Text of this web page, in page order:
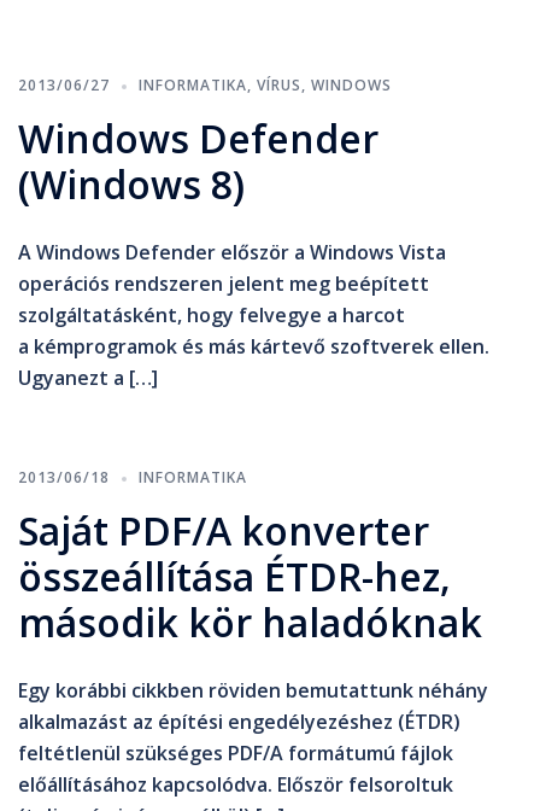
2013/06/27 INFORMATIKA, VÍRUS, WINDOWS
Windows Defender
(Windows 8)
A Windows Defender először a Windows Vista
operációs rendszeren jelent meg beépített
szolgáltatásként, hogy felvegye a harcot
a kémprogramok és más kártevő szoftverek ellen.
Ugyanezt a […]
2013/06/18 INFORMATIKA
Saját PDF/A konverter
összeállítása ÉTDR-hez,
második kör haladóknak
Egy korábbi cikkben röviden bemutattunk néhány
alkalmazást az építési engedélyezéshez (ÉTDR)
feltétlenül szükséges PDF/A formátumú fájlok
előállításához kapcsolódva. Először felsoroltuk